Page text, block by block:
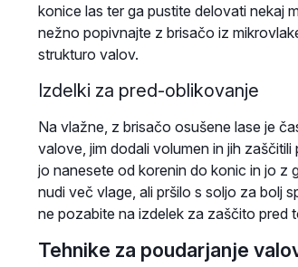
konice las ter ga pustite delovati nekaj
nežno popivnajte z brisačo iz
strukturo valov.
Izdelki za pred-oblikovanje
Na vlažne, z brisačo osušene lase je
valove, jim dodali volumen in jih
jo nanesete od korenin do konic in jo z
nudi več vlage, ali pršilo s soljo za bolj
ne pozabite na izdelek za zaščito pred
Tehnike za poudarjanje